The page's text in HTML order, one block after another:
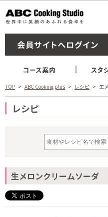
TOP ABC Cooking plus レシピ 生
レシピ
生メロンクリームソーダ